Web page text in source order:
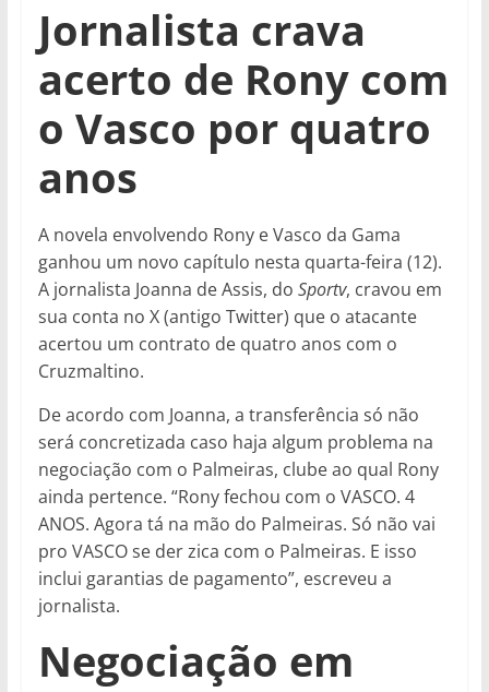
Jornalista crava
acerto de Rony com
o Vasco por quatro
anos
A novela envolvendo Rony e Vasco da Gama
ganhou um novo capítulo nesta quarta-feira (12).
A jornalista Joanna de Assis, do Sportv, cravou em
sua conta no X (antigo Twitter) que o atacante
acertou um contrato de quatro anos com o
Cruzmaltino.
De acordo com Joanna, a transferência só não
será concretizada caso haja algum problema na
negociação com o Palmeiras, clube ao qual Rony
ainda pertence. “Rony fechou com o VASCO. 4
ANOS. Agora tá na mão do Palmeiras. Só não vai
pro VASCO se der zica com o Palmeiras. E isso
inclui garantias de pagamento”, escreveu a
jornalista.
Negociação em